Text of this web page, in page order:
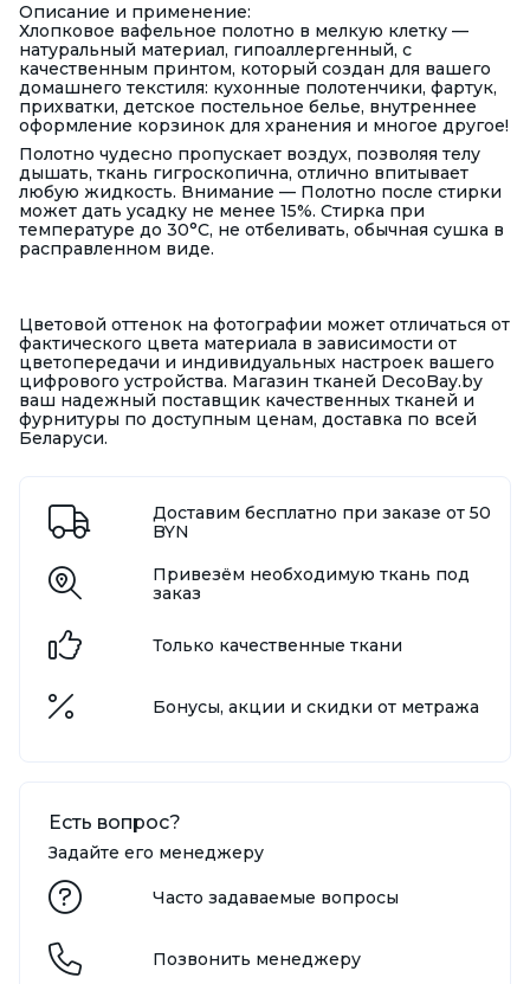
Описание и применение:
Хлопковое вафельное полотно в мелкую клетку —
натуральный материал, гипоаллергенный, с
качественным принтом, который создан для вашего
домашнего текстиля: кухонные полотенчики, фартук,
прихватки, детское постельное белье, внутреннее
оформление корзинок для хранения и многое другое!
Полотно чудесно пропускает воздух, позволяя телу
дышать, ткань гигроскопична, отлично впитывает
любую жидкость. Внимание — Полотно после стирки
может дать усадку не менее 15%. Стирка при
температуре до 30°С, не отбеливать, обычная сушка в
расправленном виде.
Цветовой оттенок на фотографии может отличаться от
фактического цвета материала в зависимости от
цветопередачи и индивидуальных настроек вашего
цифрового устройства. Магазин тканей DecoBay.by
ваш надежный поставщик качественных тканей и
фурнитуры по доступным ценам, доставка по всей
Беларуси.
Доставим бесплатно при заказе от 50
BYN
Привезём необходимую ткань под
заказ
Только качественные ткани
Бонусы, акции и скидки от метража
Есть вопрос?
Задайте его менеджеру
Часто задаваемые вопросы
Позвонить менеджеру